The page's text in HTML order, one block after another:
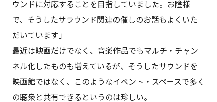
ウンドに対応することを目指していました。お陰様
で、そうしたサラウンド関連の催しのお話もよくいた
だいています」
最近は映画だけでなく、音楽作品でもマルチ・チャン
ネル化したものも増えているが、そうしたサウンドを
映画館ではなく、このようなイベント・スペースで多く
の聴衆と共有できるというのは珍しい。